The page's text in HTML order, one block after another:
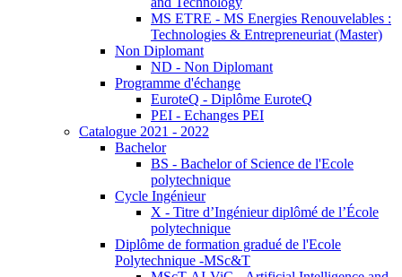
MS ETRE - MS Energies Renouvelables :
Technologies & Entrepreneuriat (Master)
Non Diplomant
ND - Non Diplomant
Programme d'échange
EuroteQ - Diplôme EuroteQ
PEI - Echanges PEI
Catalogue 2021 - 2022
Bachelor
BS - Bachelor of Science de l'Ecole
polytechnique
Cycle Ingénieur
X - Titre d’Ingénieur diplômé de l’École
polytechnique
Diplôme de formation gradué de l'Ecole
Polytechnique -MSc&T